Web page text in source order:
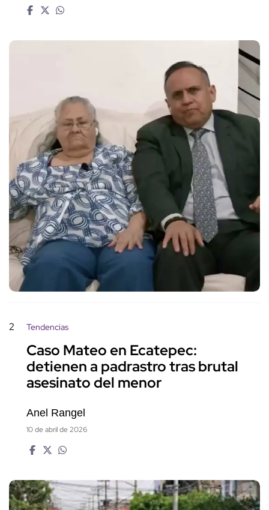
2 Tendencias
Caso Mateo en Ecatepec:
detienen a padrastro tras brutal
asesinato del menor
Anel Rangel
10 de abril de 2026